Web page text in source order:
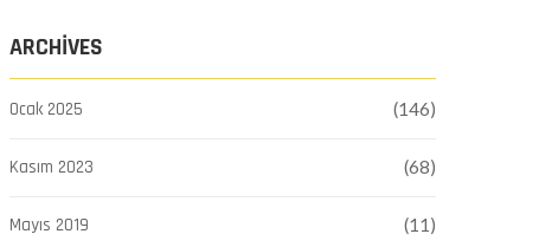
ARCHIVES
Ocak 2025 (146)
Kasım 2023 (68)
Mayıs 2019 (11)